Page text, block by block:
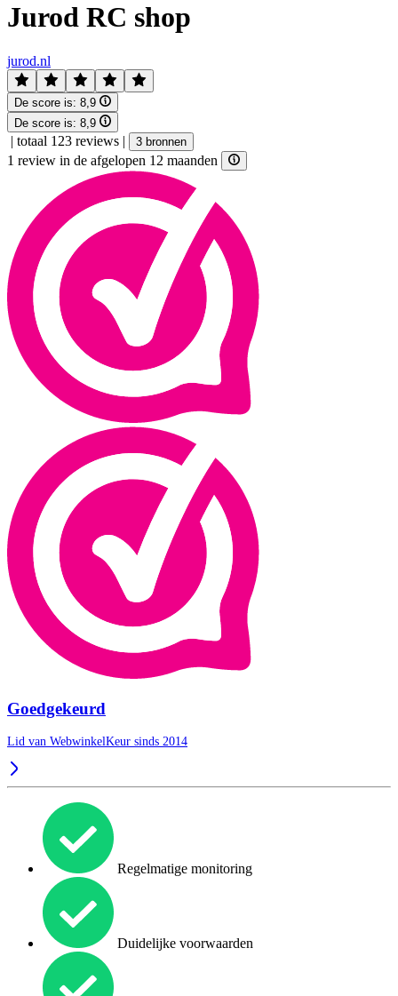
Jurod RC shop
jurod.nl
De score is: 8,9
De score is: 8,9
| totaal 123 reviews | 3 bronnen
1 review in de afgelopen 12 maanden
Goedgekeurd
Lid van WebwinkelKeur sinds 2014
Regelmatige monitoring
Duidelijke voorwaarden